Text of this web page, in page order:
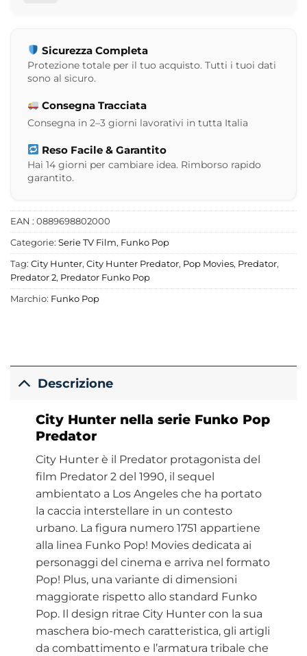
Sicurezza Completa
Protezione totale per il tuo acquisto. Tutti i tuoi dati
sono al sicuro.
Consegna Tracciata
Consegna in 2–3 giorni lavorativi in tutta Italia
Reso Facile & Garantito
Hai 14 giorni per cambiare idea. Rimborso rapido
garantito.
EAN : 0889698802000
Categorie: Serie TV Film, Funko Pop
Tag: City Hunter, City Hunter Predator, Pop Movies, Predator,
Predator 2, Predator Funko Pop
Marchio: Funko Pop
Descrizione
City Hunter nella serie Funko Pop
Predator
City Hunter è il Predator protagonista del
film Predator 2 del 1990, il sequel
ambientato a Los Angeles che ha portato
la caccia interstellare in un contesto
urbano. La figura numero 1751 appartiene
alla linea Funko Pop! Movies dedicata ai
personaggi del cinema e arriva nel formato
Pop! Plus, una variante di dimensioni
maggiorate rispetto allo standard Funko
Pop. Il design ritrae City Hunter con la sua
maschera bio-mech caratteristica, gli artigli
da combattimento e l’armatura tribale che